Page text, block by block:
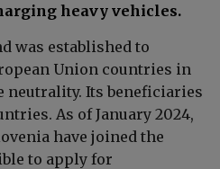
heavy vehicles.
was established to
Union countries in
Its beneficiaries
As of January 2024,
have joined the
to apply for